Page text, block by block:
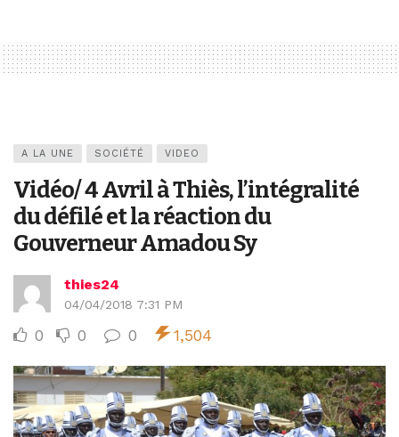
A LA UNE SOCIÉTÉ VIDEO
Vidéo/ 4 Avril à Thiès, l’intégralité
du défilé et la réaction du
Gouverneur Amadou Sy
thies24
04/04/2018 7:31 PM
0 0 0 1,504